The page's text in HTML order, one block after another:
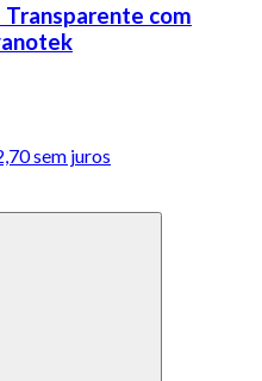
Transparente com
sem juros